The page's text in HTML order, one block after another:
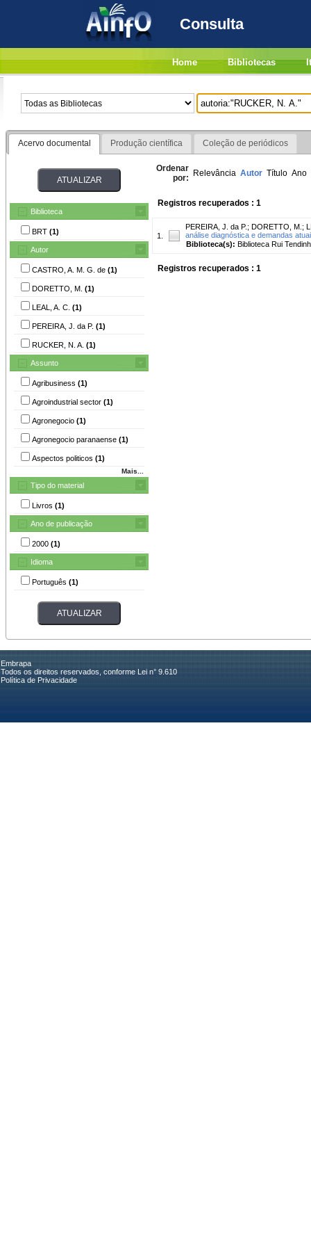
Consulta
Home Bibliotecas
Acervo documental Produção científica Coleção de periódicos
Biblioteca
BRT (1)
Autor
CASTRO, A. M. G. de (1)
DORETTO, M. (1)
LEAL, A. C. (1)
PEREIRA, J. da P. (1)
RUCKER, N. A. (1)
Assunto
Agribusiness (1)
Agroindustrial sector (1)
Agronegocio (1)
Agronegocio paranaense (1)
Aspectos politicos (1)
Mais...
Tipo do material
Livros (1)
Ano de publicação
2000 (1)
Idioma
Português (1)
Ordenar
por: Relevância Autor Título Ano
Registros recuperados : 1
1.
PEREIRA, J. da P. ; DORETTO, M. ;
análise diagnóstica e demandas
Biblioteca(s): Biblioteca Rui
Registros recuperados : 1
Embrapa
Todos os direitos reservados, conforme Lei n° 9.610
Política de Privacidade